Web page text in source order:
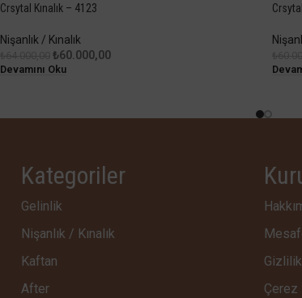
Crsytal Kınalık – 4123
Nişanlık / Kınalık
₺60.000,00
Devamını Oku
Kategoriler
Gelinlik
Nişanlık / Kınalık
Kaftan
After
Çerez